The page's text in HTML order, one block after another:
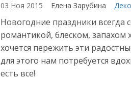
03 Ноя 2015 Елена Зарубина
Новогодние праздники всегда
романтикой, блеском,
хочется пережить эти
для этого нам потребуется
есть все!